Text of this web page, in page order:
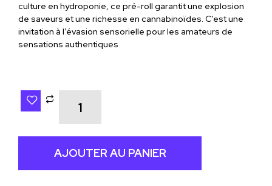
culture en hydroponie, ce pré-roll garantit une explosion
de saveurs et une richesse en cannabinoïdes. C’est une
invitation à l’évasion sensorielle pour les amateurs de
sensations authentiques
AJOUTER AU PANIER